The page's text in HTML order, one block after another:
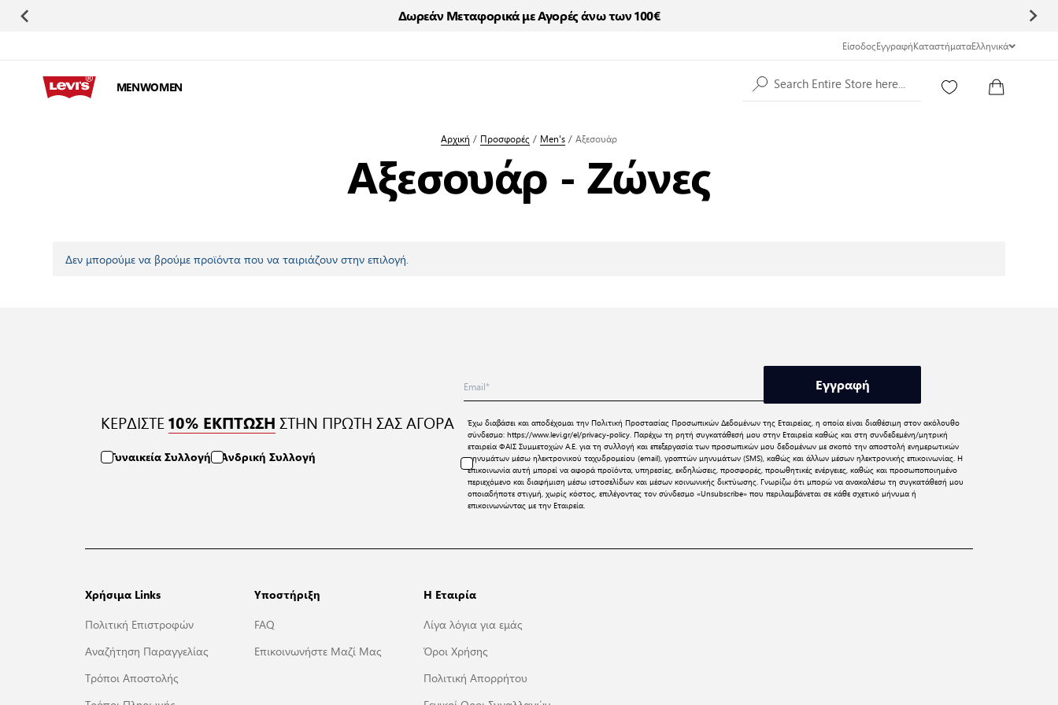
Δωρεάν Μεταφορικά με Αγορές άνω των 100€
ΕίσοδοςΕγγραφήΚαταστήματαΕλληνικά
MENWOMEN Search Entire Store here...
Αρχική / Προσφορές / Men's/Αξεσουάρ
Αξεσουάρ - Ζώνες
Δεν μπορούμε να βρούμε προϊόντα που να ταιριάζουν στην επιλογή.
ΚΕΡΔΙΣΤΕ 10% ΕΚΠΤΩΣΗ ΣΤΗΝ ΠΡΩΤΗ ΣΑΣ ΑΓΟΡΑ
Γυναικεία Συλλογή Ανδρική Συλλογή
Εγγραφή
Έχω διαβάσει και αποδέχομαι την Πολιτική Προστασίας Προσωπικών Δεδομένωντης Εταιρείας, η οποία είναι διαθέσιμη στον ακόλουθο
σύνδεσμο:https://www.levi.gr/el/privacy-policy. Παρέχω τη ρητή συγκατάθεσή μου στην Εταιρεία καθώς και στη συνδεδεμένη/μητρική
εταιρεία ΦΑΙΣ Συμμετοχών Α.Ε. για τη συλλογή και επεξεργασία των προσωπικών μου δεδομένων με σκοπό την αποστολή ενημερωτικών
μηνυμάτων μέσω ηλεκτρονικού ταχυδρομείου (email), γραπτών μηνυμάτων (SMS), καθώς και άλλων μέσων ηλεκτρονικής επικοινωνίας. Η
επικοινωνία αυτή μπορεί να αφορά προϊόντα, υπηρεσίες, εκδηλώσεις, προσφορές, προωθητικές ενέργειες, καθώς και προσωποποιημένο
περιεχόμενο και διαφήμιση μέσω ιστοσελίδων και μέσων κοινωνικής δικτύωσης. Γνωρίζω ότι μπορώ να ανακαλέσω τη συγκατάθεσή μου
οποιαδήποτε στιγμή, χωρίς κόστος, επιλέγοντας τον σύνδεσμο «Unsubscribe» που περιλαμβάνεται σε κάθε σχετικό μήνυμα ή
επικοινωνώντας με την Εταιρεία.
Χρήσιμα Links
Πολιτική Επιστροφών
Αναζήτηση Παραγγελίας
Τρόποι Αποστολής
Υποστήριξη
FAQ
Επικοινωνήστε Μαζί Μας
Η Εταιρία
Λίγα λόγια για εμάς
Όροι Χρήσης
Πολιτική Απορρήτου